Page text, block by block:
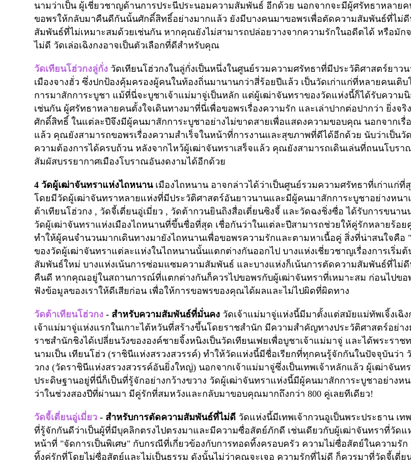
นามว่าเป็น ผู้เชี่ยวชาญด้านการประนีประนอมความสัมพันธ์ อีกด้วย นอกจากจะมีผู้ศรัทธาหลายค
ขอพรให้กลับมาคืนดีกันนั้นศักดิ์สิทธิ์อย่างมากแล้ว ยังมีบางคนมาขอพรเพื่อตัดความสัมพันธ์ที่ไม่
สัมพันธ์ที่ไม่เหมาะสมด้วยเช่นกัน หากคุณยังไม่สามารถปล่อยวางจากความรักในอดีตได้ หรือมัก
ไม่ดี วัดเล่อเฉิงกงอาจเป็นตัวเลือกที่ดีสำหรับคุณ
วัดเทียนโฮ่วกงลู่กั่ง วัดเทียนโฮ่วกงในลู่กั่งเป็นหนึ่งในศูนย์รวมความศรัทธาที่มีประวัติศาสตร์ยาว
เมืองจางฮั่วซึ่งปกป้องคุ้มครองผู้คนในท้องถิ่นมานานกว่าสี่ร้อยปีแล้ว เป็นวัดเก่าแก่ที่หลายคนเติ
การมาสักการะบูชา แม้ที่นี่จะบูชาเจ้าแม่มาจู่เป็นหลัก แต่ผู้เฒ่าจันทราของวัดแห่งนี้ก็ได้รับความ
เช่นกัน ผู้ศรัทธาหลายคนตั้งใจเดินทางมาที่นี่เพื่อขอพรเรื่องความรัก และเล่าปากต่อปากว่า ยิ่งจริ
ศักดิ์สิทธิ์ ในแต่ละปีจึงมีผู้คนมาสักการะบูชาอย่างไม่ขาดสายเพื่อแสดงความขอบคุณ นอกจากเรื่
แล้ว คุณยังสามารถขอพรเรื่องความสำเร็จในหน้าที่การงานและสุขภาพที่ดีได้อีกด้วย นับว่าเป็นวั
ความต้องการได้ครบถ้วน หลังจากไหว้ผู้เฒ่าจันทราเสร็จแล้ว คุณยังสามารถเดินเล่นที่ถนนโบรา
สัมผัสบรรยากาศเมืองโบราณอันงดงามได้อีกด้วย
4วัดผู้เฒ่าจันทราแห่งไถหนาน เมืองไถหนาน อาจกล่าวได้ว่าเป็นศูนย์รวมความศรัทธาที่เก่าแก่ที่
โดยมีวัดผู้เฒ่าจันทราหลายแห่งที่มีประวัติศาสตร์อันยาวนานและมีผู้คนมาสักการะบูชาอย่างหน
ต้าเทียนโฮ่วกง , วัดจี้เตี่ยนอู่เมี่ยว , วัดต้ากวนยินถิงสื่อเตี่ยนซิงจี้ และวัดฉงชิ่งซื่อได้รับการขนาน
วัดผู้เฒ่าจันทราแห่งเมืองไถหนานที่ขึ้นชื่อที่สุด เชื่อกันว่าในแต่ละปีสามารถช่วยให้คู่รักหลายร้อย
ทำให้ผู้คนจำนวนมากเดินทางมายังไถหนานเพื่อขอพรความรักและตามหาเนื้อคู่ สิ่งที่น่าสนใจคือ
ของวัดผู้เฒ่าจันทราแต่ละแห่งในไถหนานนั้นแตกต่างกันออกไป บางแห่งเชี่ยวชาญเรื่องการเริ่มต้
สัมพันธ์ใหม่ บางแห่งเน้นการซ่อมแซมความสัมพันธ์ และบางแห่งก็เน้นการตัดความสัมพันธ์ที่ไม่
คืนดี หากคุณอยู่ในสถานการณ์ที่แตกต่างกันก็ควรไปขอพรกับผู้เฒ่าจันทราที่เหมาะสม ก่อนไปขอ
ฟังข้อมูลของเราให้ดีเสียก่อน เพื่อให้การขอพรของคุณได้ผลและไม่ไปผิดที่ผิดทาง
วัดต้าเทียนโฮ่วกง - สำหรับความสัมพันธ์ที่มั่นคง วัดเจ้าแม่มาจู่แห่งนี้มีมาตั้งแต่สมัยแม่ทัพเจิ้งเฉิง
เจ้าแม่มาจู่แห่งแรกในเกาะไต้หวันที่สร้างขึ้นโดยราชสำนัก มีความสำคัญทางประวัติศาสตร์อย่า
ราชสำนักชิงได้เปลี่ยนวังขององค์ชายจิ้งหนิงเป็นวัดเทียนเฟยเพื่อบูชาเจ้าแม่มาจู่ และได้พระรา
นามเป็น เทียนโฮ่ว (ราชินีแห่งสรวงสวรรค์) ทำให้วัดแห่งนี้มีชื่อเรียกที่ทุกคนรู้จักกันในปัจจุบันว่า
วกง (วัดราชินีแห่งสรวงสวรรค์อันยิ่งใหญ่) นอกจากเจ้าแม่มาจู่ซึ่งเป็นเทพเจ้าหลักแล้ว ผู้เฒ่าจันท
ประดิษฐานอยู่ที่นี่ก็เป็นที่รู้จักอย่างกว้างขวาง วัดผู้เฒ่าจันทราแห่งนี้มีผู้คนมาสักการะบูชาอย่างห
ว่าในช่วงสองปีที่ผ่านมา มีคู่รักที่สมหวังและกลับมาขอบคุณมากถึงกว่า800 คู่เลยทีเดียว!
วัดจี้เตี่ยนอู่เมี่ยว - สำหรับการตัดความสัมพันธ์ที่ไม่ดี วัดแห่งนี้มีเทพเจ้ากวนอูเป็นพระประธาน เท
ที่รู้จักกันดีว่าเป็นผู้ที่มีบุคลิกตรงไปตรงมาและมีความซื่อสัตย์ภักดี เช่นเดียวกับผู้เฒ่าจันทราที่วัดแ
หน้าที่ "จัดการเป็นพิเศษ" กับกรณีที่เกี่ยวข้องกับการทอดทิ้งครอบครัว ความไม่ซื่อสัตย์ในความรัก
ทิ้งคู่รักที่โดยไม่ซื่อสัตย์และไม่เป็นธรรม ดังนั้นไม่ว่าคุณจะเจอ ความรักที่ไม่ดี ก็ควรมาที่วัดจี้เตี่ย